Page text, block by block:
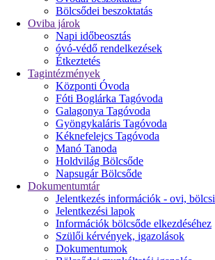
Bölcsődei beszoktatás
Oviba járok
Napi időbeosztás
óvó-védő rendelkezések
Étkeztetés
Tagintézmények
Központi Óvoda
Fóti Boglárka Tagóvoda
Galagonya Tagóvoda
Gyöngykaláris Tagóvoda
Kéknefelejcs Tagóvoda
Manó Tanoda
Holdvilág Bölcsőde
Napsugár Bölcsőde
Dokumentumtár
Jelentkezés információk - ovi, bölcsi
Jelentkezési lapok
Információk bölcsőde elkezdéséhez
Szülői kérvények, igazolások
Dokumentumok